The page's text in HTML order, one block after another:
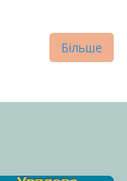
Більше